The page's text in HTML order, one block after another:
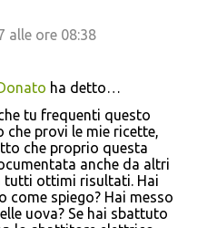
alle ore 08:38
ha detto…
tu frequenti questo
provi le mie ricette,
che proprio questa
anche da altri
tutti ottimi risultati. Hai
spiego? Hai messo
uova? Se hai sbattuto